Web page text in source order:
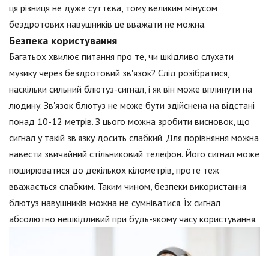
ця різниця не дуже суттєва, тому великим мінусом
бездротових навушників це вважати не можна.
Безпека користування
Багатьох хвилює питання про те, чи шкідливо слухати
музику через бездротовий зв'язок? Слід розібратися,
наскільки сильний блютуз-сигнал, і як він може вплинути на
людину. Зв'язок блютуз не може бути здійснена на відстані
понад 10-12 метрів. З цього можна зробити висновок, що
сигнал у такій зв'язку досить слабкий. Для порівняння можна
навести звичайний стільниковий телефон. Його сигнал може
поширюватися до декількох кілометрів, проте теж
вважається слабким. Таким чином, безпеки використання
блютуз навушників можна не сумніватися. Їх сигнал
абсолютно нешкідливий при будь-якому часу користування.